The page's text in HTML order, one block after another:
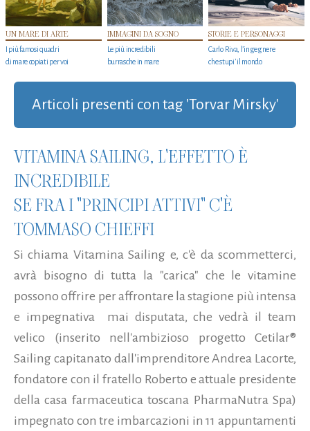
UN MARE DI ARTE
I più famosi quadri
di mare copiati per voi
IMMAGINI DA SOGNO
Le più incredibili
burrasche in mare
STORIE E PERSONAGGI
Carlo Riva, l’ingegnere
che stupi' il mondo
Articoli presenti con tag 'Torvar Mirsky'
VITAMINA SAILING, L'EFFETTO È
INCREDIBILE
SE FRA I "PRINCIPI ATTIVI" C'È
TOMMASO CHIEFFI
Si chiama Vitamina Sailing e, c'è da scommetterci,
avrà bisogno di tutta la "carica" che le vitamine
possono offrire per affrontare la stagione più intensa
e impegnativa mai disputata, che vedrà il team
velico (inserito nell'ambizioso progetto Cetilar®
Sailing capitanato dall'imprenditore Andrea Lacorte,
fondatore con il fratello Roberto e attuale presidente
della casa farmaceutica toscana PharmaNutra Spa)
impegnato con tre imbarcazioni in 11 appuntamenti